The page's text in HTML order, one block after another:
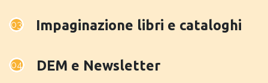
03 Impaginazione libri e cataloghi
04 DEM e Newsletter